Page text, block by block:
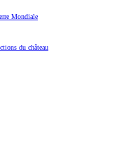
Mondiale
du château